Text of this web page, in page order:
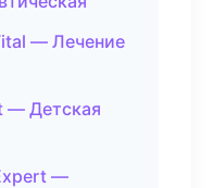
— Лечение
— Детская
—